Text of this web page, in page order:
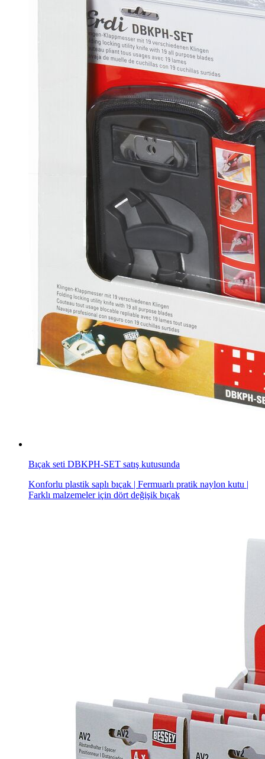
Bıçak seti DBKPH-SET satış kutusunda
Konforlu plastik saplı bıçak | Fermuarlı pratik naylon kutu |
Farklı malzemeler için dört değişik bıçak